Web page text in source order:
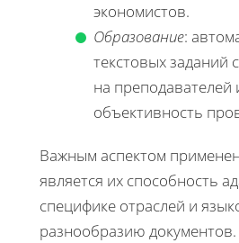
экономистов.
Образование:
текстовых заданий
на преподавателей
объективность
Важным аспектом
является их способность
специфике отраслей и
разнообразию